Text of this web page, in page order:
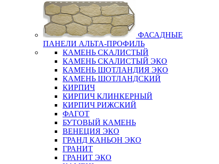
ФАСАДНЫЕ
ПАНЕЛИ АЛЬТА-ПРОФИЛЬ
КАМЕНЬ СКАЛИСТЫЙ
КАМЕНЬ СКАЛИСТЫЙ ЭКО
КАМЕНЬ ШОТЛАНДИЯ ЭКО
КАМЕНЬ ШОТЛАНДСКИЙ
КИРПИЧ
КИРПИЧ КЛИНКЕРНЫЙ
КИРПИЧ РИЖСКИЙ
ФАГОТ
БУТОВЫЙ КАМЕНЬ
ВЕНЕЦИЯ ЭКО
ГРАНД КАНЬОН ЭКО
ГРАНИТ
ГРАНИТ ЭКО